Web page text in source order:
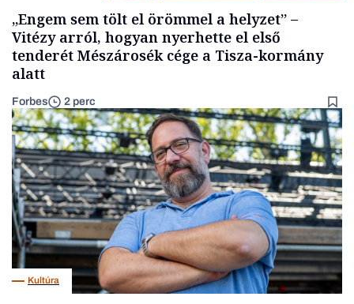
„Engem sem tölt el örömmel a helyzet” –
Vitézy arról, hogyan nyerhette el első
tenderét Mészárosék cége a Tisza-kormány
alatt
Forbes 2 perc
Kultúra